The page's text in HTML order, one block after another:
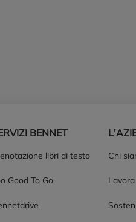
BENNET
libri di testo
Good To Go
Chi